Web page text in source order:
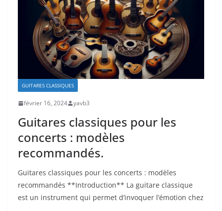
GUITARES CLASSIQUES
février 16, 2024 yavb3
Guitares classiques pour les
concerts : modèles
recommandés.
Guitares classiques pour les concerts : modèles
recommandés **Introduction** La⁣ guitare classique
est un ⁣instrument qui permet d’invoquer l’émotion chez